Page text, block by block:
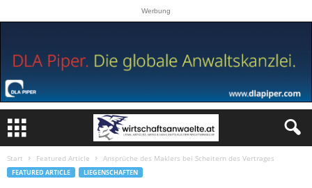
Werbung
Start Featured Article Ansprüche des Maklers bei Scheitern des Vertrages
FEATURED ARTICLE LIEGENSCHAFTEN